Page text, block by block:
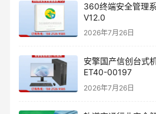
360终端安全管理
V12.0
2026年7月26日
安擎国产信创台式
ET40-00197
2026年7月26日